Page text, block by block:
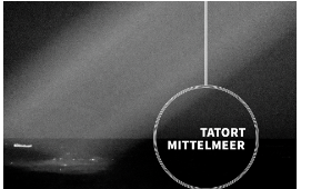
Staatsoper Stuttgart
Opernhaus